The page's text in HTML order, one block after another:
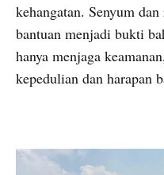
kehangatan. Senyum
bantuan menjadi bukti
hanya menjaga
kepedulian dan harapan